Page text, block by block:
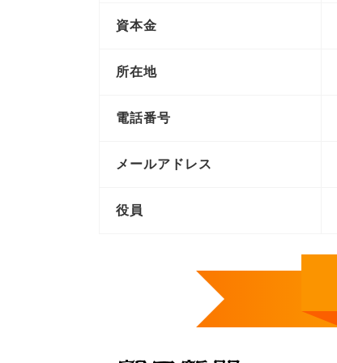
資本金
所在地
電話番号
メールアドレス
役員